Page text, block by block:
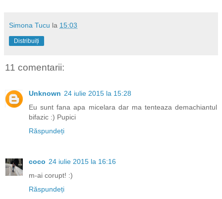
Simona Tucu la 15:03
Distribuiți
11 comentarii:
Unknown 24 iulie 2015 la 15:28
Eu sunt fana apa micelara dar ma tenteaza demachiantul
bifazic :) Pupici
Răspundeți
coco 24 iulie 2015 la 16:16
m-ai corupt! :)
Răspundeți